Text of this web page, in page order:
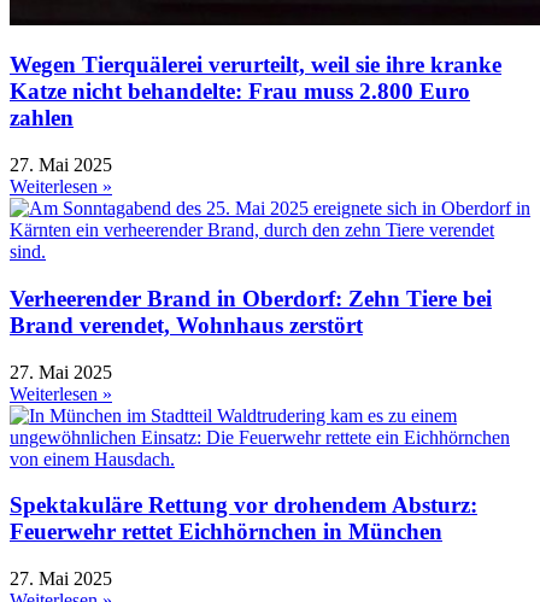
Wegen Tierquälerei verurteilt, weil sie ihre kranke
Katze nicht behandelte: Frau muss 2.800 Euro
zahlen
27. Mai 2025
Weiterlesen »
Verheerender Brand in Oberdorf: Zehn Tiere bei
Brand verendet, Wohnhaus zerstört
27. Mai 2025
Weiterlesen »
Spektakuläre Rettung vor drohendem Absturz:
Feuerwehr rettet Eichhörnchen in München
27. Mai 2025